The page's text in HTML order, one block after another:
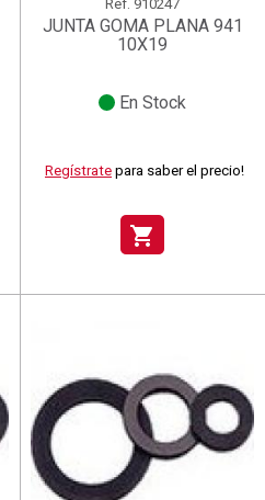
Ref. 910247
JUNTA GOMA PLANA 941
10X19
En Stock
Regístrate para saber el precio!
shopping_cart